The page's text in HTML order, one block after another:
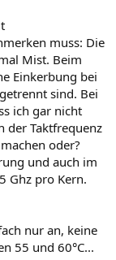
muss: Die
Mist. Beim
Einkerbung bei
sind. Bei
ich gar nicht
der Taktfrequenz
oder?
und auch im
Ghz pro Kern.
nur an, keine
55 und 60°C...